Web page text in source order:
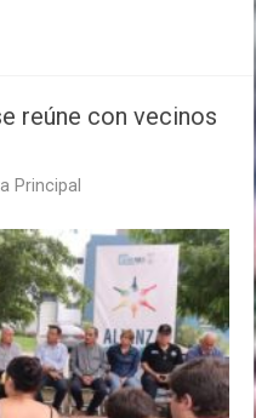
reúne con vecinos
Principal